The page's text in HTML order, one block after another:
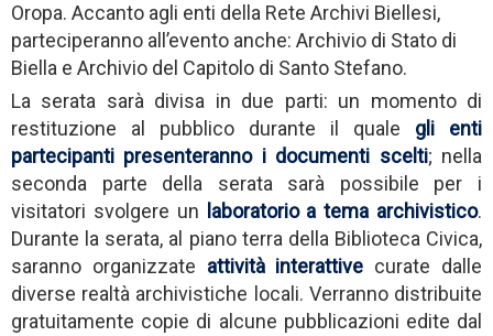
Oropa. Accanto agli enti della Rete Archivi Biellesi,
parteciperanno all’evento anche: Archivio di Stato di
Biella e Archivio del Capitolo di Santo Stefano.
La serata sarà divisa in due parti: un momento di
restituzione al pubblico durante il quale gli enti
partecipanti presenteranno i documenti scelti; nella
seconda parte della serata sarà possibile per i
visitatori svolgere un laboratorio a tema archivistico.
Durante la serata, al piano terra della Biblioteca Civica,
saranno organizzate attività interattive curate dalle
diverse realtà archivistiche locali. Verranno distribuite
gratuitamente copie di alcune pubblicazioni edite dal